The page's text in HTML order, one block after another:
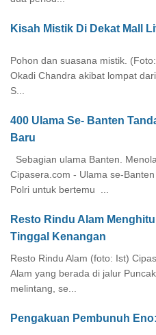
Kisah Mistik Di Dekat Mall
Pohon dan suasana mistik.
Okadi Chandra akibat lompat
S...
400 Ulama Se- Banten
Baru
Sebagian ulama Banten.
Cipasera.com - Ulama se-
Polri untuk bertemu ...
Resto Rindu Alam
Tinggal Kenangan
Resto Rindu Alam (foto: Ist)
Alam yang berada di jalur
melintang, se...
Pengakuan Pembunuh